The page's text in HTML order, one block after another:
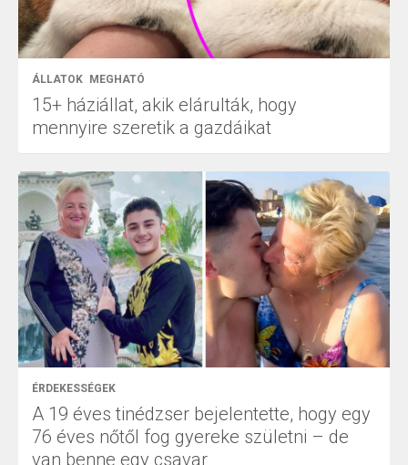
ÁLLATOK MEGHATÓ
15+ háziállat, akik elárulták, hogy
mennyire szeretik a gazdáikat
ÉRDEKESSÉGEK
A 19 éves tinédzser bejelentette, hogy egy
76 éves nőtől fog gyereke születni – de
van benne egy csavar